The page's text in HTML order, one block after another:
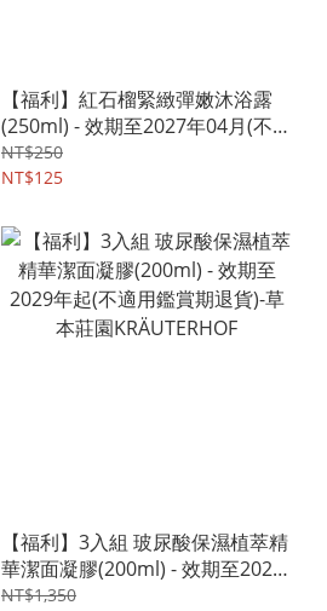
【福利】紅石榴緊緻彈嫩沐浴露
(250ml) - 效期至2027年04月(不適
用鑑賞期退換貨) - 德國植萃
cosnature
NT$250
NT$125
【福利】3入組 玻尿酸保濕植萃精
華潔面凝膠(200ml) - 效期至2029
年起(不適用鑑賞期退貨)-草本莊園
NT$1,350